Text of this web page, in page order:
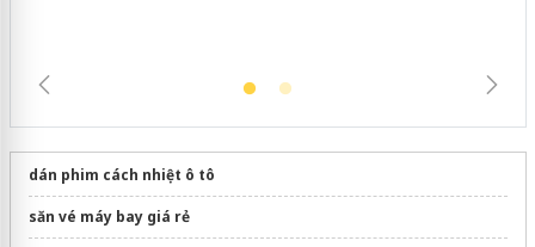
dán phim cách nhiệt ô tô
săn vé máy bay giá rẻ